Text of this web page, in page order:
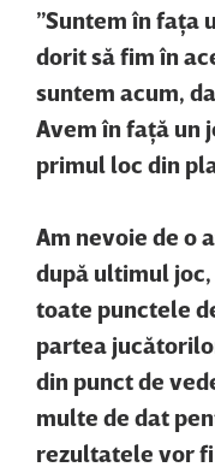
”Suntem în faţa
dorit să fim în
suntem acum,
Avem în faţă un
primul loc din
Am nevoie de o
după ultimul
toate punctele
partea
din punct de
multe de dat
rezultatele vor